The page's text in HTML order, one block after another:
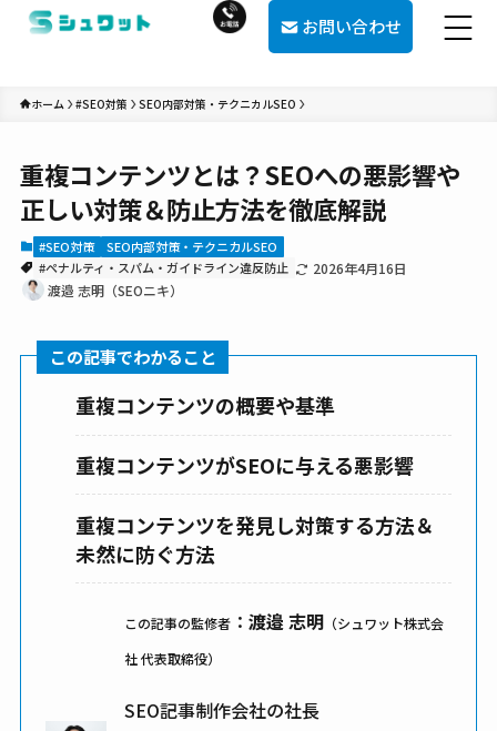
お問い合わせ
ホーム #SEO対策 SEO内部対策・テクニカルSEO
重複コンテンツとは？SEOへの悪影響や
正しい対策＆防止方法を徹底解説
#SEO対策
SEO内部対策・テクニカルSEO
#ペナルティ・スパム・ガイドライン違反防止
2026年4月16日
渡邉 志明（SEOニキ）
この記事でわかること
重複コンテンツの概要や基準
重複コンテンツがSEOに与える悪影響
重複コンテンツを発見し対策する方法＆
未然に防ぐ方法
この記事の監修者 ：渡邉 志明 （シュワット株式会
社 代表取締役）
SEO記事制作会社の社長